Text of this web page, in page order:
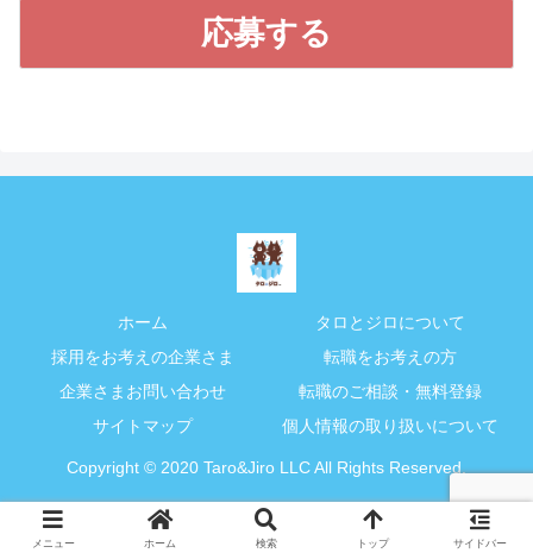
ホーム
タロとジロについて
採用をお考えの企業さま
転職をお考えの方
企業さまお問い合わせ
転職のご相談・無料登録
サイトマップ
個人情報の取り扱いについて
Copyright © 2020 Taro&Jiro LLC All Rights Reserved.
メニュー ホーム 検索 トップ サイドバー